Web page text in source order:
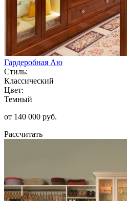
Гардеробная Аю
Стиль:
Классический
Цвет:
Темный
от 140 000 руб.
Рассчитать